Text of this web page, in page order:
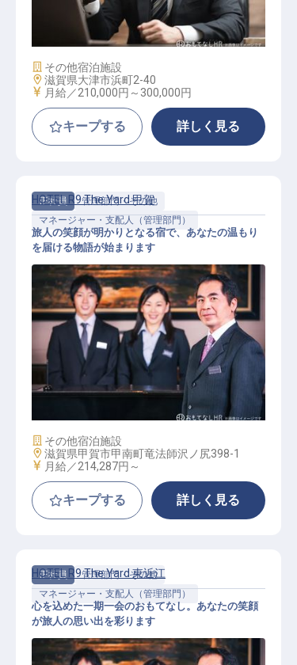
セールススタッフ
施設業態
その他宿泊施設
勤務地
滋賀県大津市浜町2-40
給与
月給／210,000円～ 300,000円
キープする 詳しく見る
正社員
管理部門・その他
マネージャー・支配人（管理部門）
【HOTEL R9 The Yard 甲賀】運営マ
ネージャー
HOTEL R9 The Yard 甲賀
旅人の笑顔が明かりとなる宿で、あなたの温もり
を届ける物語が始まります
施設業態
その他宿泊施設
勤務地
滋賀県甲賀市甲南町竜法師沢ノ尻398-1
給与
月給／214,287円～
キープする 詳しく見る
正社員
管理部門・その他
マネージャー・支配人（管理部門）
HOTEL R9 The Yard 東近江
心を込めた一期一会のおもてなし。あなたの笑顔
が旅人の思い出を彩ります